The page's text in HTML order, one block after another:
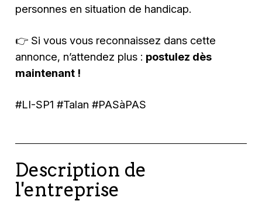
personnes en situation de handicap.
👉 Si vous vous reconnaissez dans cette
annonce, n’attendez plus : postulez dès
maintenant !
#LI-SP1 #Talan #PASàPAS
Description de
l'entreprise